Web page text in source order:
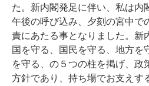
た。新内閣発足に伴い、私は内
午後の呼び込み、夕刻の宮中で
責にあたる事となりました。新
国を守る、国民を守る、地方を
を守る、の５つの柱を掲げ、政
方針であり、持ち場でお支えす